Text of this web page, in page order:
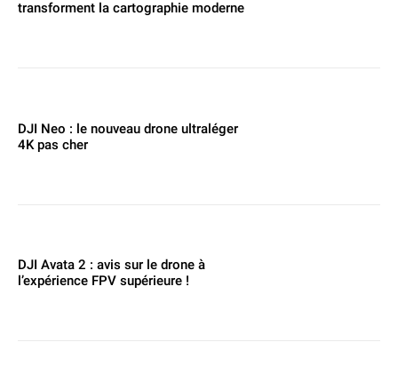
transforment la cartographie moderne
DJI Neo : le nouveau drone ultraléger
4K pas cher
DJI Avata 2 : avis sur le drone à
l’expérience FPV supérieure !